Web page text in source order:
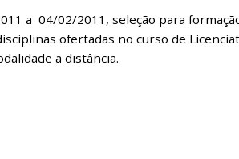
a 04/02/2011, seleção para
ofertadas no curso de
a distância.